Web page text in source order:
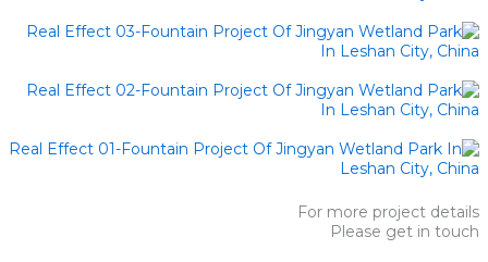
For more project details
Please get in touch